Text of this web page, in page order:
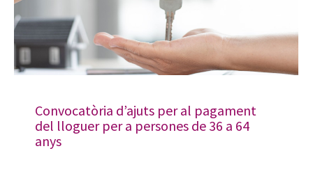
Convocatòria d’ajuts per al pagament
del lloguer per a persones de 36 a 64
anys